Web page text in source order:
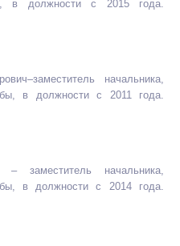
в должности с 2015 года.
начальника,
в должности с 2011 года.
заместитель начальника,
в должности с 2014 года.